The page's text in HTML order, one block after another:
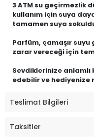
3 ATM su geçirmezlik
kullanım için suya
tamamen suya
Parfüm, çamaşır
zarar vereceği için
Sevdiklerinize anlamlı
edebilir ve hediyenize
Teslimat Bilgileri
Taksitler